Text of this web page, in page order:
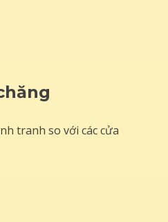
tranh so với các cửa